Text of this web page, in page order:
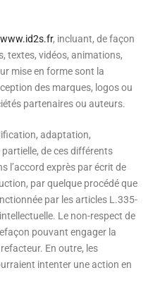
www.id2s.fr, incluant, de façon
textes, vidéos, animations,
mise en forme sont la
des marques, logos ou
partenaires ou auteurs.
adaptation,
de ces différents
l’accord exprès par écrit de
par quelque procédé que
par les articles L.335-
Le non-respect de
pouvant engager la
En outre, les
intenter une action en